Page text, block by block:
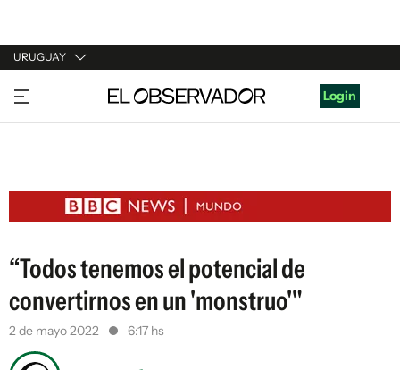
URUGUAY
URUGUAY
ARGENTINA
ESTADOS UNIDOS
Login
“Todos tenemos el potencial de
convertirnos en un 'monstruo'"
2 de mayo 2022 6:17 hs